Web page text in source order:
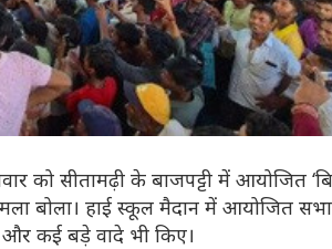
को सीतामढ़ी के बाजपट्टी में आयोजित
बोला। हाई स्कूल मैदान में आयोजित
और कई बड़े वादे भी किए।